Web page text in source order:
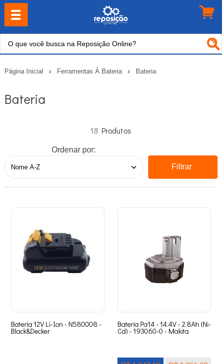
Página Inicial Ferramentas À Bateria Bateria
Bateria
18
Ordenar por:
Filtrar
Bateria 12V Li-Ion - N580008 -
Black&Decker
Bateria Pa14 - 14.4V - 2.8Ah (Ni-
Cd) - 193060-0 - Makita